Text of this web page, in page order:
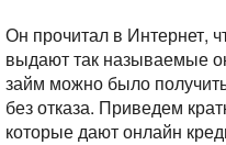
Он прочитал в Интернет,
выдают так называемые
займ можно было
без отказа. Приведем
которые дают онлайн